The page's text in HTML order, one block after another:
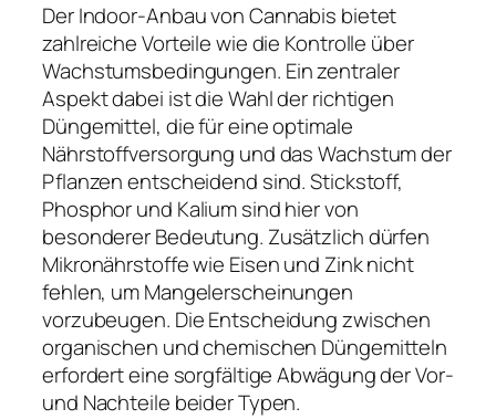
Der Indoor-Anbau von Cannabis bietet
zahlreiche Vorteile wie die Kontrolle über
Wachstumsbedingungen. Ein zentraler
Aspekt dabei ist die Wahl der richtigen
Düngemittel, die für eine optimale
Nährstoffversorgung und das Wachstum der
Pflanzen entscheidend sind. Stickstoff,
Phosphor und Kalium sind hier von
besonderer Bedeutung. Zusätzlich dürfen
Mikronährstoffe wie Eisen und Zink nicht
fehlen, um Mangelerscheinungen
vorzubeugen. Die Entscheidung zwischen
organischen und chemischen Düngemitteln
erfordert eine sorgfältige Abwägung der Vor-
und Nachteile beider Typen.